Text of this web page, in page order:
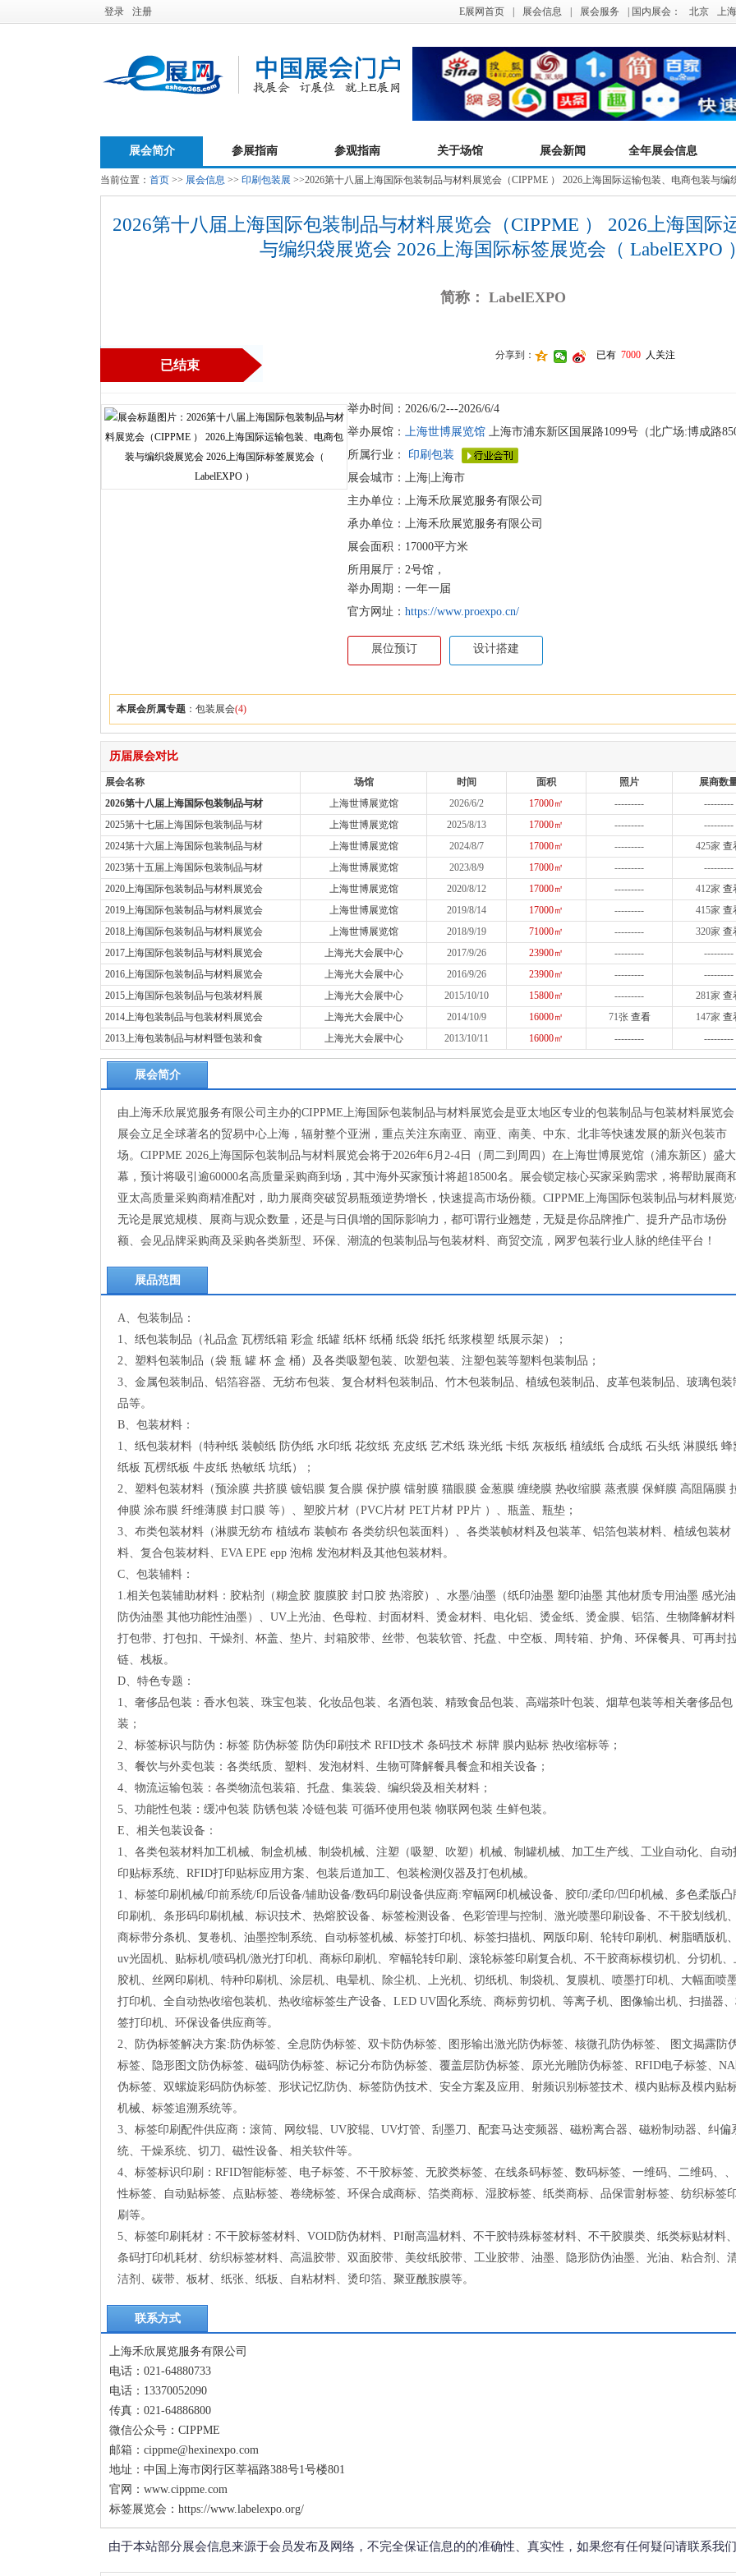
登录 注册 E展网首页 展会信息 展会服务 | 国内展会： 北京 上海
展会简介 参展指南 参观指南 关于场馆 展会新闻 全年展会信息
当前位置： 首页 >> 展会信息 >> 印刷包装展 >>2026第十八届上海国际包装制品与材料展览会（CIPPME ） 2026上海国际运输包装、电商包装与编
2026第十八届上海国际包装制品与材料展览会（CIPPME ） 2026上海国际
与编织袋展览会 2026上海国际标签展览会（ LabelEXPO ）
简称： LabelEXPO
已结束
分享到： 已有 7000 人关注
举办时间：2026/6/2---2026/6/4
举办展馆： 上海世博展览馆 上海市浦东新区国展路1099号（北广场:博成路
所属行业： 印刷包装
展会城市：上海|上海市
主办单位：上海禾欣展览服务有限公司
承办单位：上海禾欣展览服务有限公司
展会面积：17000平方米
所用展厅：2号馆，
举办周期：一年一届
官方网址： https://www.proexpo.cn/
展位预订 设计搭建
本展会所属专题 ： 包装展会(4)
历届展会对比
展会名称 场馆 时间 面积 照片
展商数
2026第十八届上海国际包装制品与材
上海世博展览馆 2026/6/2 17000㎡ ---------
---------
2025第十七届上海国际包装制品与材
上海世博展览馆 2025/8/13 17000㎡ ---------
---------
2024第十六届上海国际包装制品与材
上海世博展览馆 2024/8/7 17000㎡ --------- 425家 查
2023第十五届上海国际包装制品与材
上海世博展览馆 2023/8/9 17000㎡ ---------
---------
2020上海国际包装制品与材料展览会
上海世博展览馆 2020/8/12 17000㎡ --------- 412家 查
2019上海国际包装制品与材料展览会
上海世博展览馆 2019/8/14 17000㎡ --------- 415家 查
2018上海国际包装制品与材料展览会
上海世博展览馆 2018/9/19 71000㎡ --------- 320家 查
2017上海国际包装制品与材料展览会
上海光大会展中心 2017/9/26 23900㎡ ---------
---------
2016上海国际包装制品与材料展览会
上海光大会展中心 2016/9/26 23900㎡ ---------
---------
2015上海国际包装制品与包装材料展
上海光大会展中心 2015/10/10 15800㎡ --------- 281家 查
2014上海包装制品与包装材料展览会
上海光大会展中心 2014/10/9 16000㎡ 71张 查看 147家 查
2013上海包装制品与材料暨包装和食
上海光大会展中心 2013/10/11 16000㎡ --------- ---------
展会简介
由上海禾欣展览服务有限公司主办的CIPPME上海国际包装制品与材料展览会是亚太地区专业的包装制品与包装材料展览会
展会立足全球著名的贸易中心上海，辐射整个亚洲，重点关注东南亚、南亚、南美、中东、北非等快速发展的新兴包装市
场。CIPPME 2026上海国际包装制品与材料展览会将于2026年6月2-4日（周二到周四）在上海世博展览馆（浦东新区）盛
幕，预计将吸引逾60000名高质量采购商到场，其中海外买家预计将超18500名。展会锁定核心买家采购需求，将帮助展商和
亚太高质量采购商精准配对，助力展商突破贸易瓶颈逆势增长，快速提高市场份额。CIPPME上海国际包装制品与材料展览
无论是展览规模、展商与观众数量，还是与日俱增的国际影响力，都可谓行业翘楚，无疑是你品牌推广、提升产品市场份
额、会见品牌采购商及采购各类新型、环保、潮流的包装制品与包装材料、商贸交流，网罗包装行业人脉的绝佳平台！
展品范围
A、包装制品：
1、纸包装制品（礼品盒 瓦楞纸箱 彩盒 纸罐 纸杯 纸桶 纸袋 纸托 纸浆模塑 纸展示架）；
2、塑料包装制品（袋 瓶 罐 杯 盒 桶）及各类吸塑包装、吹塑包装、注塑包装等塑料包装制品；
3、金属包装制品、铝箔容器、无纺布包装、复合材料包装制品、竹木包装制品、植绒包装制品、皮革包装制品、玻璃包装
品等。
B、包装材料：
1、纸包装材料（特种纸 装帧纸 防伪纸 水印纸 花纹纸 充皮纸 艺术纸 珠光纸 卡纸 灰板纸 植绒纸 合成纸 石头纸 淋膜纸 蜂
纸板 瓦楞纸板 牛皮纸 热敏纸 坑纸）；
2、塑料包装材料（预涂膜 共挤膜 镀铝膜 复合膜 保护膜 镭射膜 猫眼膜 金葱膜 缠绕膜 热收缩膜 蒸煮膜 保鲜膜 高阻隔膜
伸膜 涂布膜 纤维薄膜 封口膜 等）、塑胶片材（PVC片材 PET片材 PP片 ）、瓶盖、瓶垫；
3、布类包装材料（淋膜无纺布 植绒布 装帧布 各类纺织包装面料）、各类装帧材料及包装革、铝箔包装材料、植绒包装材
料、复合包装材料、EVA EPE epp 泡棉 发泡材料及其他包装材料。
C、包装辅料：
1.相关包装辅助材料：胶粘剂（糊盒胶 腹膜胶 封口胶 热溶胶）、水墨/油墨（纸印油墨 塑印油墨 其他材质专用油墨 感光
防伪油墨 其他功能性油墨）、UV上光油、色母粒、封面材料、烫金材料、电化铝、烫金纸、烫金膜、铝箔、生物降解材料
打包带、打包扣、干燥剂、杯盖、垫片、封箱胶带、丝带、包装软管、托盘、中空板、周转箱、护角、环保餐具、可再封
链、栈板。
D、特色专题：
1、奢侈品包装：香水包装、珠宝包装、化妆品包装、名酒包装、精致食品包装、高端茶叶包装、烟草包装等相关奢侈品包
装；
2、标签标识与防伪：标签 防伪标签 防伪印刷技术 RFID技术 条码技术 标牌 膜内贴标 热收缩标等；
3、餐饮与外卖包装：各类纸质、塑料、发泡材料、生物可降解餐具餐盒和相关设备；
4、物流运输包装：各类物流包装箱、托盘、集装袋、编织袋及相关材料；
5、功能性包装：缓冲包装 防锈包装 冷链包装 可循环使用包装 物联网包装 生鲜包装。
E、相关包装设备：
1、各类包装材料加工机械、制盒机械、制袋机械、注塑（吸塑、吹塑）机械、制罐机械、加工生产线、工业自动化、自动
印贴标系统、RFID打印贴标应用方案、包装后道加工、包装检测仪器及打包机械。
1、标签印刷机械/印前系统/印后设备/辅助设备/数码印刷设备供应商:窄幅网印机械设备、胶印/柔印/凹印机械、多色柔版凸
印刷机、条形码印刷机械、标识技术、热熔胶设备、标签检测设备、色彩管理与控制、激光喷墨印刷设备、不干胶划线机、
商标带分条机、复卷机、油墨控制系统、自动标签机械、标签打印机、标签扫描机、网版印刷、轮转印刷机、树脂晒版机、
uv光固机、贴标机/喷码机/激光打印机、商标印刷机、窄幅轮转印刷、滚轮标签印刷复合机、不干胶商标模切机、分切机、
胶机、丝网印刷机、特种印刷机、涂层机、电晕机、除尘机、上光机、切纸机、制袋机、复膜机、喷墨打印机、大幅面喷
打印机、全自动热收缩包装机、热收缩标签生产设备、LED UV固化系统、商标剪切机、等离子机、图像输出机、扫描器
签打印机、环保设备供应商等。
2、防伪标签解决方案:防伪标签、全息防伪标签、双卡防伪标签、图形输出激光防伪标签、核微孔防伪标签、 图文揭露防
标签、隐形图文防伪标签、磁码防伪标签、标记分布防伪标签、覆盖层防伪标签、原光光雕防伪标签、RFID电子标签、
伪标签、双螺旋彩码防伪标签、形状记忆防伪、标签防伪技术、安全方案及应用、射频识别标签技术、模内贴标及模内贴
机械、标签追溯系统等。
3、标签印刷配件供应商：滚筒、网纹辊、UV胶辊、UV灯管、刮墨刀、配套马达变频器、磁粉离合器、磁粉制动器、纠偏
统、干燥系统、切刀、磁性设备、相关软件等。
4、标签标识印刷：RFID智能标签、电子标签、不干胶标签、无胶类标签、在线条码标签、数码标签、一维码、二维码、
性标签、自动贴标签、点贴标签、卷绕标签、环保合成商标、箔类商标、湿胶标签、纸类商标、品保雷射标签、纺织标签
刷等。
5、标签印刷耗材：不干胶标签材料、VOID防伪材料、PI耐高温材料、不干胶特殊标签材料、不干胶膜类、纸类标贴材料、
条码打印机耗材、纺织标签材料、高温胶带、双面胶带、美纹纸胶带、工业胶带、油墨、隐形防伪油墨、光油、粘合剂、
洁剂、碳带、板材、纸张、纸板、自粘材料、烫印箔、聚亚酰胺膜等。
联系方式
上海禾欣展览服务有限公司
电话：021-64880733
电话：13370052090
传真：021-64886800
微信公众号：CIPPME
邮箱：cippme@hexinexpo.com
地址：中国上海市闵行区莘福路388号1号楼801
官网：www.cippme.com
标签展览会：https://www.labelexpo.org/
由于本站部分展会信息来源于会员发布及网络，不完全保证信息的的准确性、真实性，如果您有任何疑问请联系我们